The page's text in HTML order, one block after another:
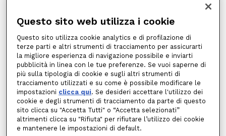
di una certa entità e, di conseguenza, anche tempistiche
al contrario, il subentroviene richiesto dal cliente che, a seguito
di un trasferimento in una nuova abitazione, trova il contatore
dell’energia elettrica già installato e il collegamento con la rete
elettrica già effettuato, nel caso in cui il contatore sia stato
bloccato e disattivato su richiesta dei precedenti inquilini per
prevenire perdite . In questo caso può essere richiesto
l’intervento del tecnico, ma con i moderni contatori elettronici
spesso non è necessario;
ancora differente è lavoltura , che consiste soltanto in un cambio
di intestatario della bolletta dell’energia elettrica. Viene
effettuata, in genere, nel passaggio dal nuovo al vecchio inquilino
Questo sito web utilizza i cookie
Questo sito utilizza cookie analytics e di profilazione di
terze parti e altri strumenti di tracciamento per assicurarti
la migliore esperienza di navigazione possibile e inviarti
pubblicità in linea con le tue preferenze. Se vuoi saperne di
più sulla tipologia di cookie e sugli altri strumenti di
tracciamento utilizzati e su come è possibile modificare le
impostazioni clicca qui. Se desideri accettare l'utilizzo dei
cookie e degli strumenti di tracciamento da parte di questo
sito clicca su "Accetta Tutti" o “Accetta selezionati”
altrimenti clicca su "Rifiuta" per rifiutare l’utilizzo dei cookie
e mantenere le impostazioni di default.